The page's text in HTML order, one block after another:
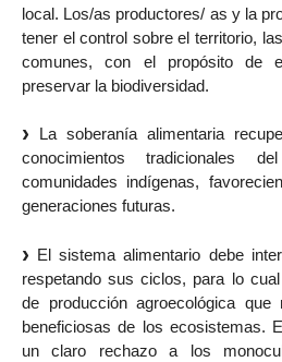
local. Los/as productores/ as y la
tener el control sobre el territorio,
comunes, con el propósito de
preservar la biodiversidad.
La soberanía alimentaria
conocimientos tradicionales
comunidades indígenas,
generaciones futuras.
El sistema alimentario debe
respetando sus ciclos, para lo
de producción agroecológica que
beneficiosas de los ecosistemas.
un claro rechazo a los